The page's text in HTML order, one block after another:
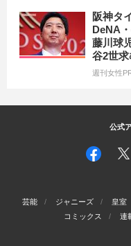
阪神タ
DeNA
藤川球
谷2世求
週刊女性
公式
芸能 ジャニーズ 皇室
コミックス
連